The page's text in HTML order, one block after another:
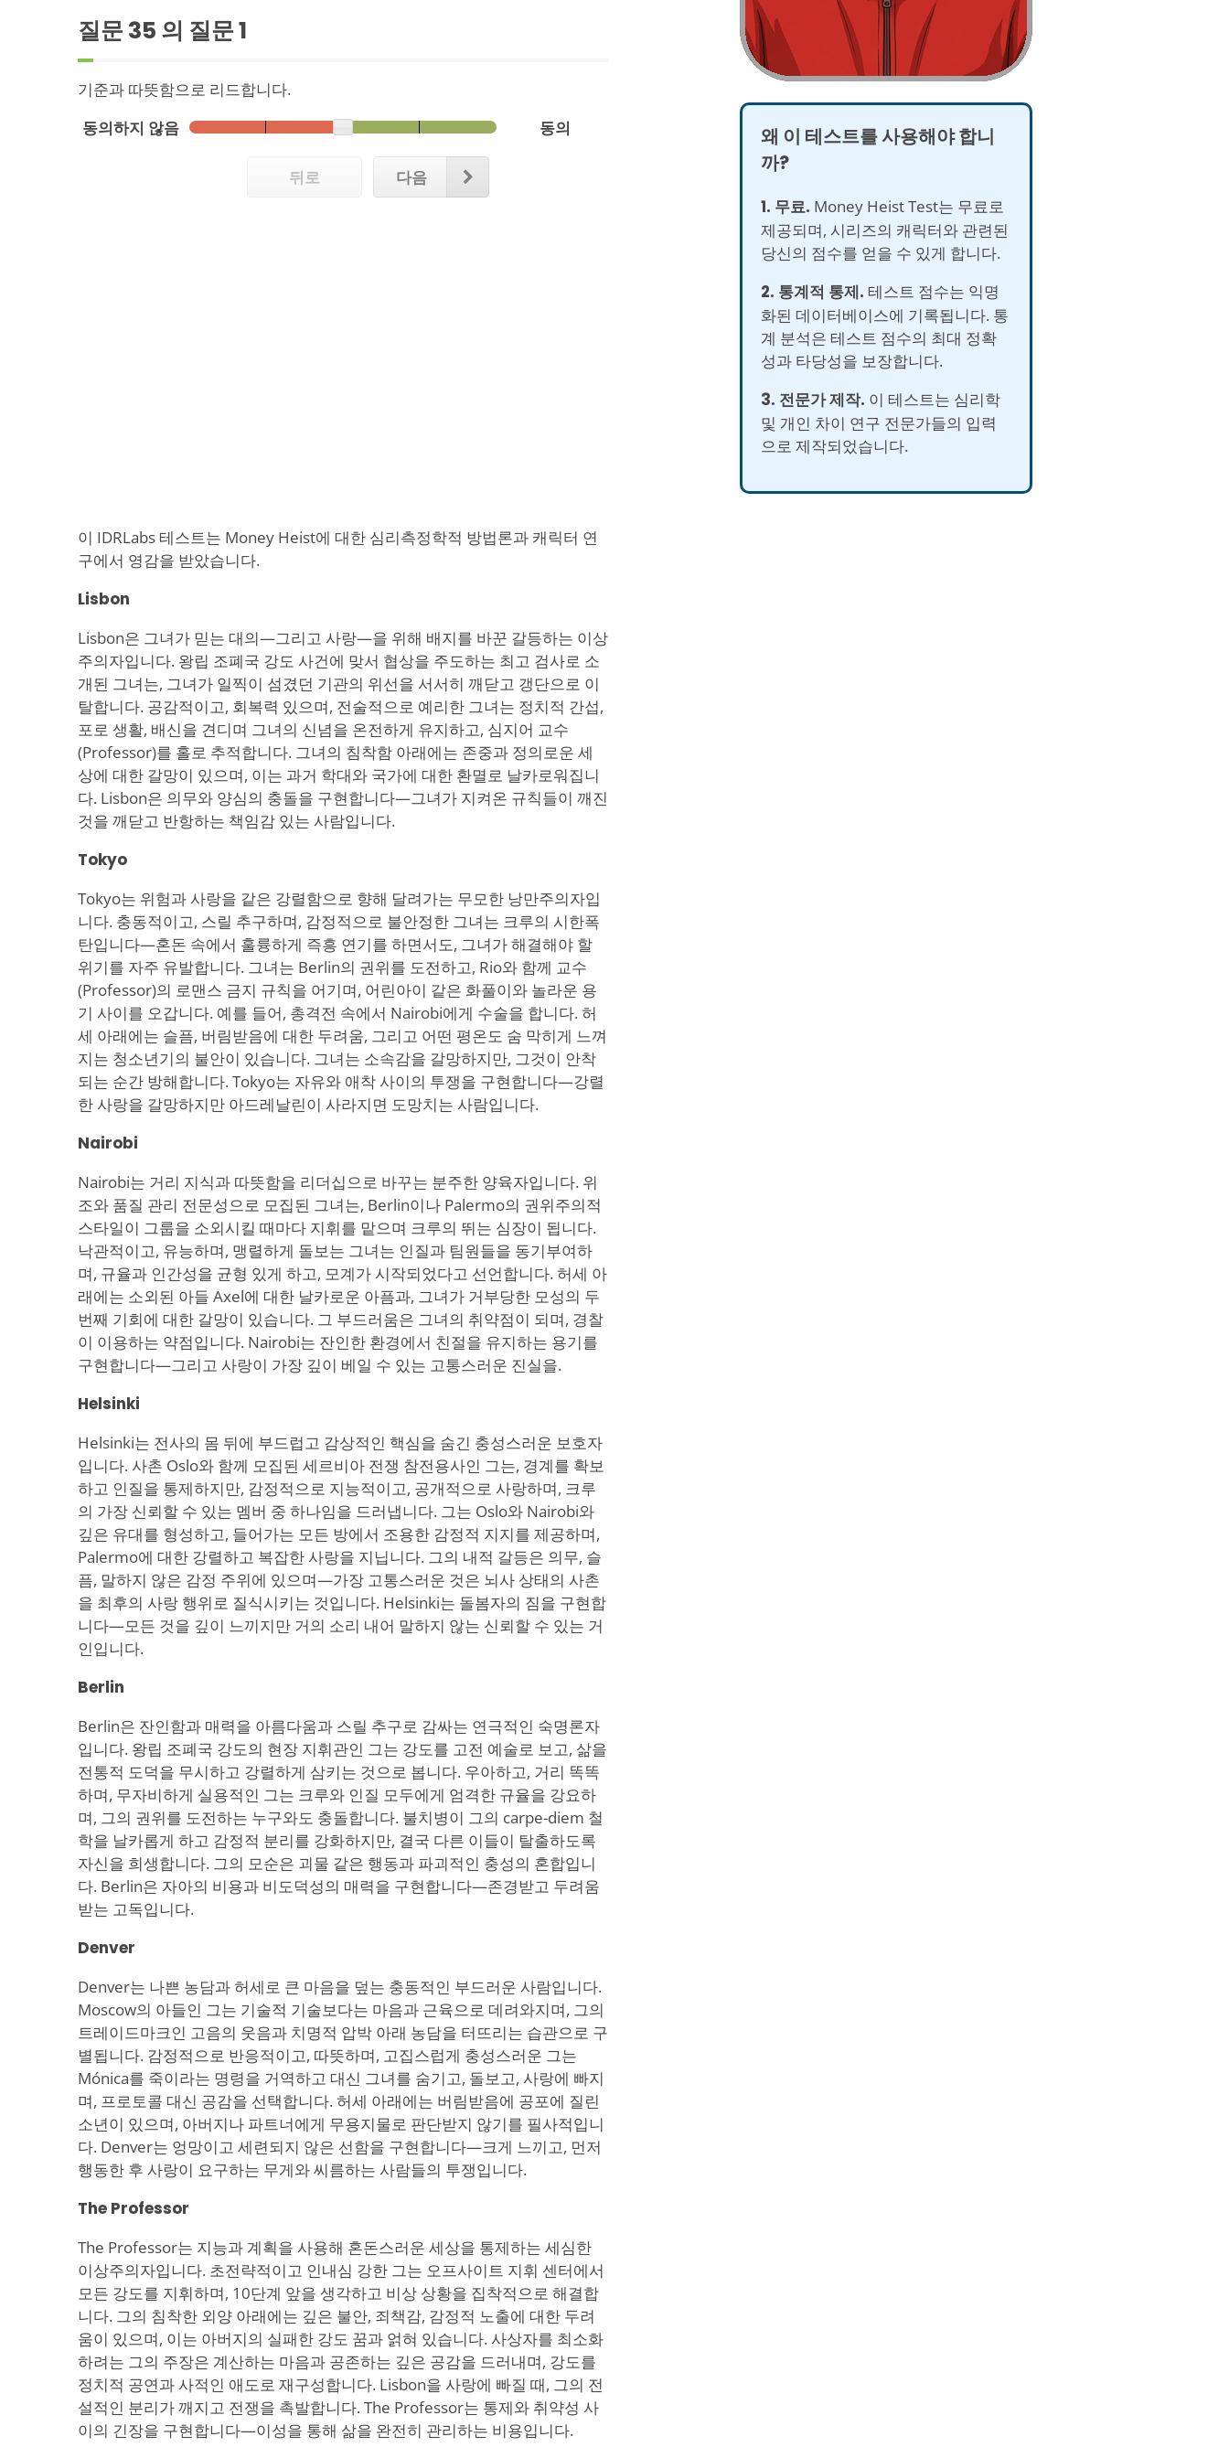
질문 35 의 질문1
기준과 따뜻함으로 리드합니다.
동의하지 않음
동의
뒤로 다음
이 IDRLabs 테스트는 Money Heist에 대한 심리측정학적 방법론과 캐릭터 연
구에서 영감을 받았습니다.
Lisbon
Lisbon은 그녀가 믿는 대의—그리고 사랑—을 위해 배지를 바꾼 갈등하는 이상
주의자입니다. 왕립 조폐국 강도 사건에 맞서 협상을 주도하는 최고 검사로 소
개된 그녀는, 그녀가 일찍이 섬겼던 기관의 위선을 서서히 깨닫고 갱단으로 이
탈합니다. 공감적이고, 회복력 있으며, 전술적으로 예리한 그녀는 정치적 간섭,
포로 생활, 배신을 견디며 그녀의 신념을 온전하게 유지하고, 심지어 교수
(Professor)를 홀로 추적합니다. 그녀의 침착함 아래에는 존중과 정의로운 세
상에 대한 갈망이 있으며, 이는 과거 학대와 국가에 대한 환멸로 날카로워집니
다. Lisbon은 의무와 양심의 충돌을 구현합니다—그녀가 지켜온 규칙들이 깨진
것을 깨닫고 반항하는 책임감 있는 사람입니다.
Tokyo
Tokyo는 위험과 사랑을 같은 강렬함으로 향해 달려가는 무모한 낭만주의자입
니다. 충동적이고, 스릴 추구하며, 감정적으로 불안정한 그녀는 크루의 시한폭
탄입니다—혼돈 속에서 훌륭하게 즉흥 연기를 하면서도, 그녀가 해결해야 할
위기를 자주 유발합니다. 그녀는 Berlin의 권위를 도전하고, Rio와 함께 교수
(Professor)의 로맨스 금지 규칙을 어기며, 어린아이 같은 화풀이와 놀라운 용
기 사이를 오갑니다. 예를 들어, 총격전 속에서 Nairobi에게 수술을 합니다. 허
세 아래에는 슬픔, 버림받음에 대한 두려움, 그리고 어떤 평온도 숨 막히게 느껴
지는 청소년기의 불안이 있습니다. 그녀는 소속감을 갈망하지만, 그것이 안착
되는 순간 방해합니다. Tokyo는 자유와 애착 사이의 투쟁을 구현합니다—강렬
한 사랑을 갈망하지만 아드레날린이 사라지면 도망치는 사람입니다.
Nairobi
Nairobi는 거리 지식과 따뜻함을 리더십으로 바꾸는 분주한 양육자입니다. 위
조와 품질 관리 전문성으로 모집된 그녀는, Berlin이나 Palermo의 권위주의적
스타일이 그룹을 소외시킬 때마다 지휘를 맡으며 크루의 뛰는 심장이 됩니다.
낙관적이고, 유능하며, 맹렬하게 돌보는 그녀는 인질과 팀원들을 동기부여하
며, 규율과 인간성을 균형 있게 하고, 모계가 시작되었다고 선언합니다. 허세 아
래에는 소외된 아들 Axel에 대한 날카로운 아픔과, 그녀가 거부당한 모성의 두
번째 기회에 대한 갈망이 있습니다. 그 부드러움은 그녀의 취약점이 되며, 경찰
이 이용하는 약점입니다. Nairobi는 잔인한 환경에서 친절을 유지하는 용기를
구현합니다—그리고 사랑이 가장 깊이 베일 수 있는 고통스러운 진실을.
Helsinki
Helsinki는 전사의 몸 뒤에 부드럽고 감상적인 핵심을 숨긴 충성스러운 보호자
입니다. 사촌 Oslo와 함께 모집된 세르비아 전쟁 참전용사인 그는, 경계를 확보
하고 인질을 통제하지만, 감정적으로 지능적이고, 공개적으로 사랑하며, 크루
의 가장 신뢰할 수 있는 멤버 중 하나임을 드러냅니다. 그는 Oslo와 Nairobi와
깊은 유대를 형성하고, 들어가는 모든 방에서 조용한 감정적 지지를 제공하며,
Palermo에 대한 강렬하고 복잡한 사랑을 지닙니다. 그의 내적 갈등은 의무, 슬
픔, 말하지 않은 감정 주위에 있으며—가장 고통스러운 것은 뇌사 상태의 사촌
을 최후의 사랑 행위로 질식시키는 것입니다. Helsinki는 돌봄자의 짐을 구현합
니다—모든 것을 깊이 느끼지만 거의 소리 내어 말하지 않는 신뢰할 수 있는 거
인입니다.
Berlin
Berlin은 잔인함과 매력을 아름다움과 스릴 추구로 감싸는 연극적인 숙명론자
입니다. 왕립 조폐국 강도의 현장 지휘관인 그는 강도를 고전 예술로 보고, 삶을
전통적 도덕을 무시하고 강렬하게 삼키는 것으로 봅니다. 우아하고, 거리 똑똑
하며, 무자비하게 실용적인 그는 크루와 인질 모두에게 엄격한 규율을 강요하
며, 그의 권위를 도전하는 누구와도 충돌합니다. 불치병이 그의 carpe-diem 철
학을 날카롭게 하고 감정적 분리를 강화하지만, 결국 다른 이들이 탈출하도록
자신을 희생합니다. 그의 모순은 괴물 같은 행동과 파괴적인 충성의 혼합입니
다. Berlin은 자아의 비용과 비도덕성의 매력을 구현합니다—존경받고 두려움
받는 고독입니다.
Denver
Denver는 나쁜 농담과 허세로 큰 마음을 덮는 충동적인 부드러운 사람입니다.
Moscow의 아들인 그는 기술적 기술보다는 마음과 근육으로 데려와지며, 그의
트레이드마크인 고음의 웃음과 치명적 압박 아래 농담을 터뜨리는 습관으로 구
별됩니다. 감정적으로 반응적이고, 따뜻하며, 고집스럽게 충성스러운 그는
Mónica를 죽이라는 명령을 거역하고 대신 그녀를 숨기고, 돌보고, 사랑에 빠지
며, 프로토콜 대신 공감을 선택합니다. 허세 아래에는 버림받음에 공포에 질린
소년이 있으며, 아버지나 파트너에게 무용지물로 판단받지 않기를 필사적입니
다. Denver는 엉망이고 세련되지 않은 선함을 구현합니다—크게 느끼고, 먼저
행동한 후 사랑이 요구하는 무게와 씨름하는 사람들의 투쟁입니다.
The Professor
The Professor는 지능과 계획을 사용해 혼돈스러운 세상을 통제하는 세심한
이상주의자입니다. 초전략적이고 인내심 강한 그는 오프사이트 지휘 센터에서
모든 강도를 지휘하며, 10단계 앞을 생각하고 비상 상황을 집착적으로 해결합
니다. 그의 침착한 외양 아래에는 깊은 불안, 죄책감, 감정적 노출에 대한 두려
움이 있으며, 이는 아버지의 실패한 강도 꿈과 얽혀 있습니다. 사상자를 최소화
하려는 그의 주장은 계산하는 마음과 공존하는 깊은 공감을 드러내며, 강도를
정치적 공연과 사적인 애도로 재구성합니다. Lisbon을 사랑에 빠질 때, 그의 전
설적인 분리가 깨지고 전쟁을 촉발합니다. The Professor는 통제와 취약성 사
이의 긴장을 구현합니다—이성을 통해 삶을 완전히 관리하는 비용입니다.
왜 이 테스트를 사용해야 합니
까?
1. 무료. Money Heist Test는 무료로
제공되며, 시리즈의 캐릭터와 관련된
당신의 점수를 얻을 수 있게 합니다.
2. 통계적 통제. 테스트 점수는 익명
화된 데이터베이스에 기록됩니다. 통
계 분석은 테스트 점수의 최대 정확
성과 타당성을 보장합니다.
3. 전문가 제작. 이 테스트는 심리학
및 개인 차이 연구 전문가들의 입력
으로 제작되었습니다.